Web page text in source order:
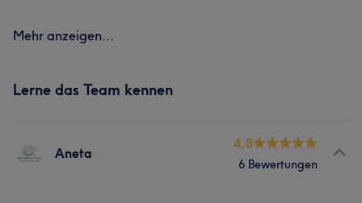
Mehr anzeigen...
Lerne das Team kennen
Aneta
4.8
6 Bewertungen